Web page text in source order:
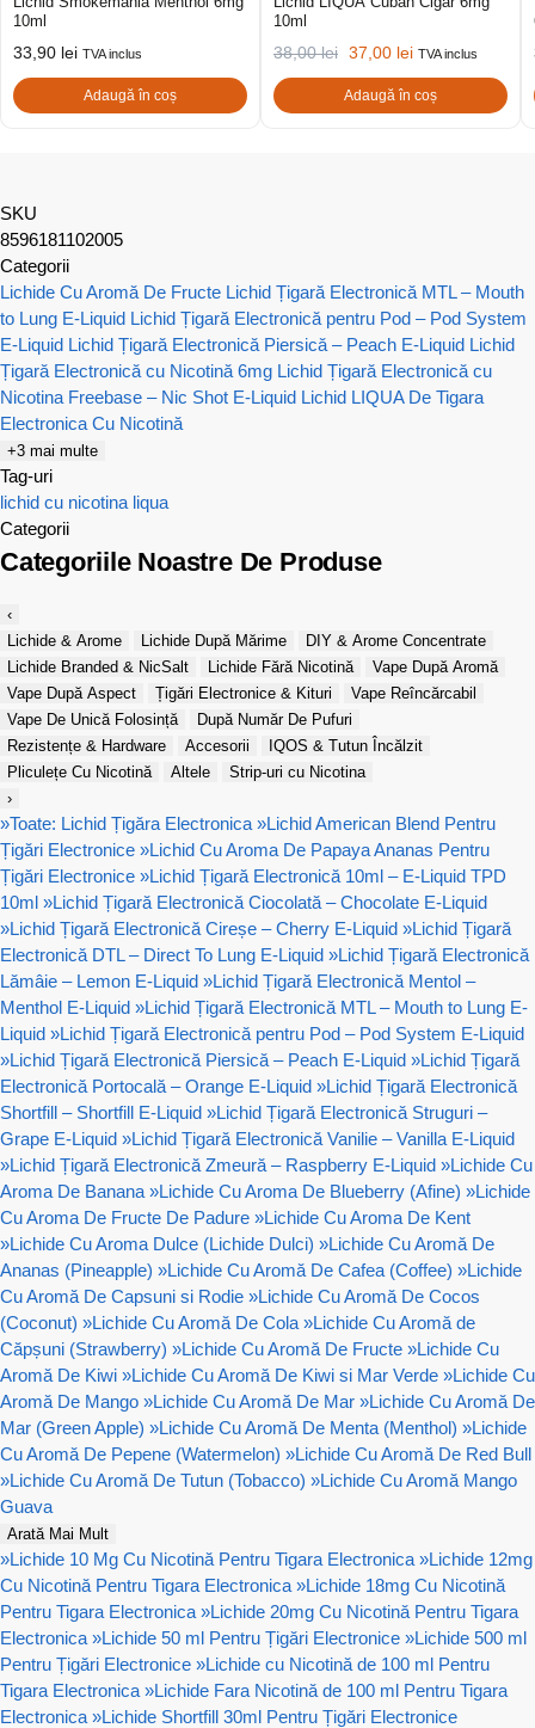
10ml
33,90 lei TVA inclus
Adaugă în coș
10ml
38,00lei 37,00 lei TVA inclus
Adaugă în coș
SKU
8596181102005
Categorii
Lichide Cu Aromă De Fructe Lichid Țigară Electronică MTL – Mouth
to Lung E-Liquid Lichid Țigară Electronică pentru Pod – Pod System
E-Liquid Lichid Țigară Electronică Piersică – Peach E-Liquid Lichid
Țigară Electronică cu Nicotină 6mg Lichid Țigară Electronică cu
Nicotina Freebase – Nic Shot E-Liquid Lichid LIQUA De Tigara
Electronica Cu Nicotină
+3 mai multe
Tag-uri
lichid cu nicotina liqua
Categorii
Categoriile Noastre De Produse
‹
Lichide & Arome
Lichide După Mărime
DIY & Arome Concentrate
Lichide Branded & NicSalt
Lichide Fără Nicotină
Vape După Aromă
Vape După Aspect
Țigări Electronice & Kituri
Vape Reîncărcabil
Vape De Unică Folosință
După Număr De Pufuri
Rezistențe & Hardware
Accesorii
IQOS & Tutun Încălzit
Pliculețe Cu Nicotină
Altele
Strip-uri cu Nicotina
›
»Toate: Lichid Țigăra Electronica »Lichid American Blend Pentru
Țigări Electronice »Lichid Cu Aroma De Papaya Ananas Pentru
Țigări Electronice »Lichid Țigară Electronică 10ml – E-Liquid TPD
10ml »Lichid Țigară Electronică Ciocolată – Chocolate E-Liquid
»Lichid Țigară Electronică Cireșe – Cherry E-Liquid »Lichid Țigară
Electronică DTL – Direct To Lung E-Liquid »Lichid Țigară Electronică
Lămâie – Lemon E-Liquid »Lichid Țigară Electronică Mentol –
Menthol E-Liquid »Lichid Țigară Electronică MTL – Mouth to Lung E-
Liquid »Lichid Țigară Electronică pentru Pod – Pod System E-Liquid
»Lichid Țigară Electronică Piersică – Peach E-Liquid »Lichid Țigară
Electronică Portocală – Orange E-Liquid »Lichid Țigară Electronică
Shortfill – Shortfill E-Liquid »Lichid Țigară Electronică Struguri –
Grape E-Liquid »Lichid Țigară Electronică Vanilie – Vanilla E-Liquid
»Lichid Țigară Electronică Zmeură – Raspberry E-Liquid »Lichide Cu
Aroma De Banana »Lichide Cu Aroma De Blueberry (Afine) »Lichide
Cu Aroma De Fructe De Padure »Lichide Cu Aroma De Kent
»Lichide Cu Aroma Dulce (Lichide Dulci) »Lichide Cu Aromă De
Ananas (Pineapple) »Lichide Cu Aromă De Cafea (Coffee) »Lichide
Cu Aromă De Capsuni si Rodie »Lichide Cu Aromă De Cocos
(Coconut) »Lichide Cu Aromă De Cola »Lichide Cu Aromă de
Căpșuni (Strawberry) »Lichide Cu Aromă De Fructe »Lichide Cu
Aromă De Kiwi »Lichide Cu Aromă De Kiwi si Mar Verde »Lichide Cu
Aromă De Mango »Lichide Cu Aromă De Mar »Lichide Cu Aromă De
Mar (Green Apple) »Lichide Cu Aromă De Menta (Menthol) »Lichide
Cu Aromă De Pepene (Watermelon) »Lichide Cu Aromă De Red Bull
»Lichide Cu Aromă De Tutun (Tobacco) »Lichide Cu Aromă Mango
Guava
Arată Mai Mult
»Lichide 10 Mg Cu Nicotină Pentru Tigara Electronica »Lichide 12mg
Cu Nicotină Pentru Tigara Electronica »Lichide 18mg Cu Nicotină
Pentru Tigara Electronica »Lichide 20mg Cu Nicotină Pentru Tigara
Electronica »Lichide 50 ml Pentru Țigări Electronice »Lichide 500 ml
Pentru Țigări Electronice »Lichide cu Nicotină de 100 ml Pentru
Tigara Electronica »Lichide Fara Nicotină de 100 ml Pentru Tigara
Electronica »Lichide Shortfill 30ml Pentru Țigări Electronice